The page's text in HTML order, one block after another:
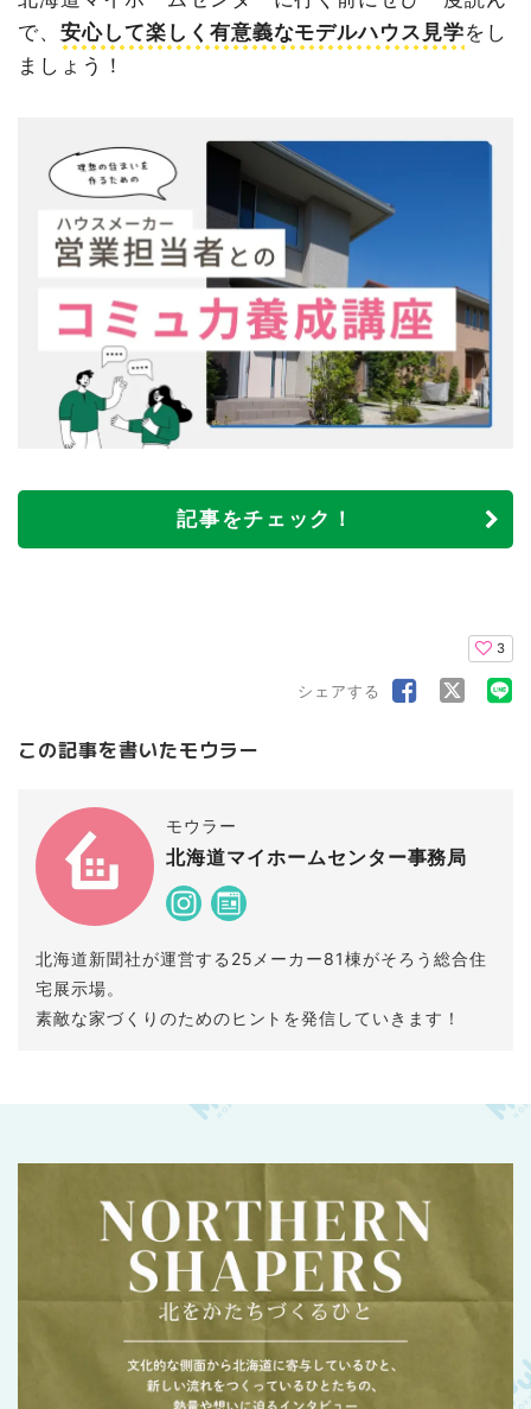
で、 安心して楽しく有意義なモデルハウス見学をし
ましょう！
記事をチェック！
3
シェアする
この記事を書いたモウラー
モウラー
北海道マイホームセンター事務局
北海道新聞社が運営する25メーカー81棟がそろう総合住
宅展示場。
素敵な家づくりのためのヒントを発信していきます！